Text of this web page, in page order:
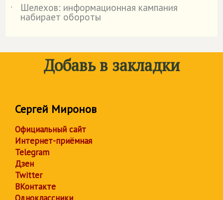
˙
Шелехов: информационная кампания
набирает обороты
Добавь в закладки
Сергей Миронов
Официальный сайт
Интернет-приёмная
Telegram
Дзен
Twitter
ВКонтакте